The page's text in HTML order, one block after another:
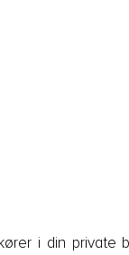
i din private